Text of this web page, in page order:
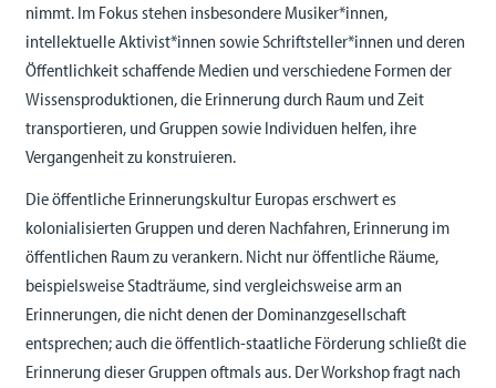
nimmt. Im Fokus stehen insbesondere Musiker*innen,
intellektuelle Aktivist*innen sowie Schriftsteller*innen und deren
Öffentlichkeit schaffende Medien und verschiedene Formen der
Wissensproduktionen, die Erinnerung durch Raum und Zeit
transportieren, und Gruppen sowie Individuen helfen, ihre
Vergangenheit zu konstruieren.
Die öffentliche Erinnerungskultur Europas erschwert es
kolonialisierten Gruppen und deren Nachfahren, Erinnerung im
öffentlichen Raum zu verankern. Nicht nur öffentliche Räume,
beispielsweise Stadträume, sind vergleichsweise arm an
Erinnerungen, die nicht denen der Dominanzgesellschaft
entsprechen; auch die öffentlich-staatliche Förderung schließt die
Erinnerung dieser Gruppen oftmals aus. Der Workshop fragt nach